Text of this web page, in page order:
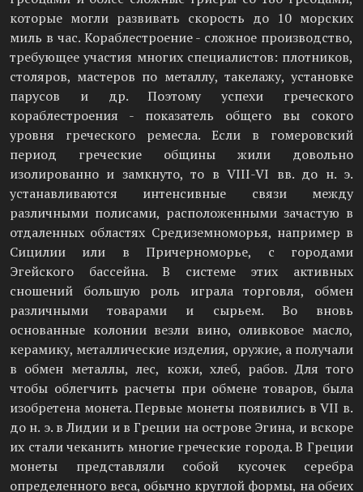
которые могли развивать скорость до 10 морских
миль в час. Кораблестроение - сложное производство,
требующее участия многих специалистов: плотников,
столяров, мастеров по металлу, такелажу, установке
парусов и др. Поэтому успехи греческого
кораблестроения - показатель общего вы сокого
уровня греческого ремесла. Если в гомеровский
период греческие общины жили довольно
изолированно и замкнуто, то в VIII-VI вв. до н. э.
устанавливаются интенсивные связи между
различными полисами, расположенными зачастую в
отдаленных областях Средиземноморья, например в
Сицилии или в Причерноморье, с городами
Эгейского бассейна. В системе этих активных
сношений большую роль играла торговля, обмен
различными товарами и сырьем. Во вновь
основанные колонии везли вино, оливковое масло,
керамику, металлические изделия, оружие, а получали
в обмен металлы, лес, кожи, хлеб, рабов. Для того
чтобы облегчить расчеты при обмене товаров, была
изобретена монета. Первые монеты появились в VII в.
до н. э. в Лидии и в Греции на острове Эгина, и вскоре
их стали чеканить многие греческие города. В Греции
монеты представляли собой кусочек серебра
определенного веса, обычно круглой формы, на обеих